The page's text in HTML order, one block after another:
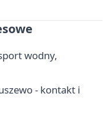
wodny,
- kontakt i